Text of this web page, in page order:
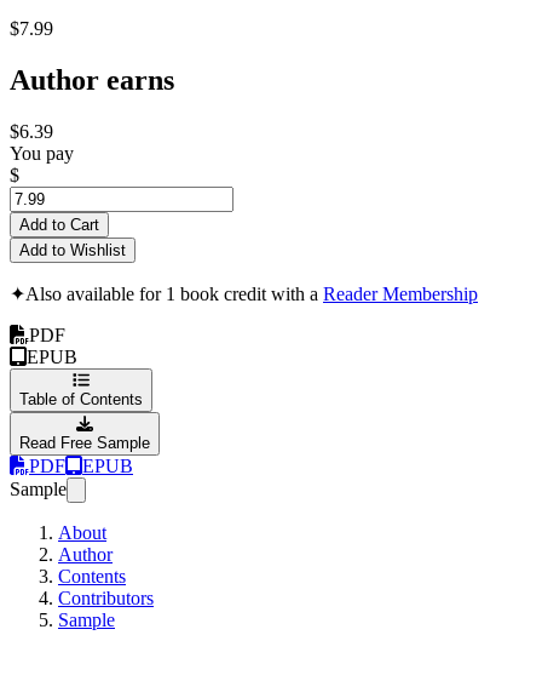
$7.99
Author earns
$6.39
You pay
$
Add to Cart
Add to Wishlist
✦Also available for 1 book credit with a Reader Membership
PDF
EPUB
Table of Contents
Read Free Sample
PDF
EPUB
Sample
About
Author
Contents
Contributors
Sample